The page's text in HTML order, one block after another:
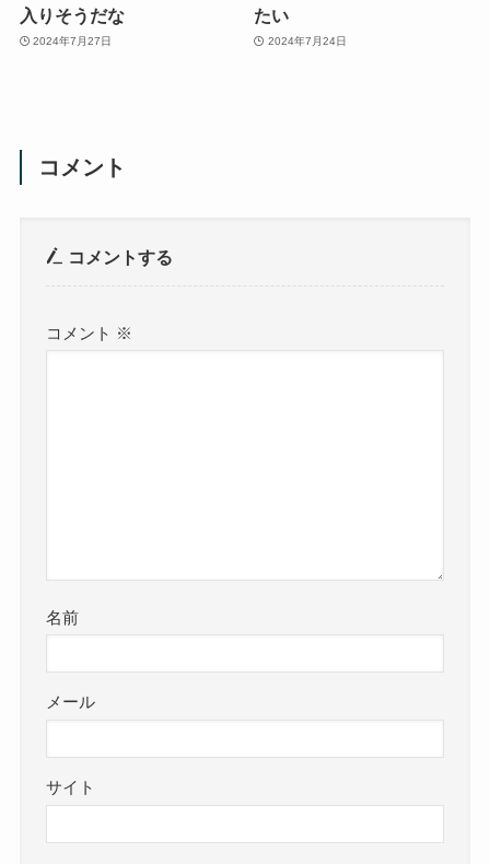
入りそうだな
2024年7月27日
たい
2024年7月24日
コメント
コメントする
コメント ※
名前
メール
サイト